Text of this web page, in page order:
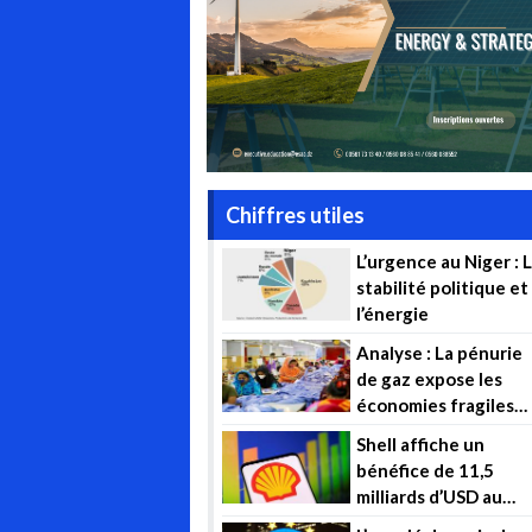
Chiffres utiles
L’urgence au Niger :
stabilité politique et
l’énergie
Analyse : La pénurie
de gaz expose les
économies fragiles
d’avantage de
souffrance
Shell affiche un
bénéfice de 11,5
milliards d’USD au